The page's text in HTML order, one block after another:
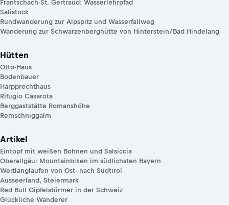
Frantschach-St. Gertraud: Wasserlehrpfad
Salistock
Rundwanderung zur Alpspitz und Wasserfallweg
Wanderung zur Schwarzenberghütte von Hinterstein/Bad Hindelang
Hütten
Otto-Haus
Bodenbauer
Harpprechthaus
Rifugio Casarota
Berggaststätte Romanshöhe
Remschniggalm
Artikel
Eintopf mit weißen Bohnen und Salsiccia
Oberallgäu: Mountainbiken im südlichsten Bayern
Weitlanglaufen von Ost- nach Südtirol
Ausseerland, Steiermark
Red Bull Gipfelstürmer in der Schweiz
Glückliche Wanderer